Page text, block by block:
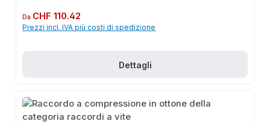
Prezzo normale:
Da CHF 110.42
Prezzi incl. IVA più costi di spedizione
Dettagli